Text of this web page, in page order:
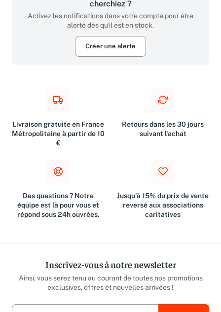
cherchiez ?
Activez les notifications dans votre compte pour être
alerté dès qu'il est en stock.
Créer une alerte
Livraison gratuite en France
Métropolitaine à partir de 10
€
Retours dans les 30 jours
suivant l'achat
Des questions ? Notre
équipe est là pour vous et
répond sous 24h ouvrées.
Jusqu'à 15% du prix de vente
reversé aux associations
caritatives
Inscrivez-vous à notre newsletter
Ainsi, vous serez tenu au courant de toutes nos promotions
exclusives, offres et nouvelles arrivées !